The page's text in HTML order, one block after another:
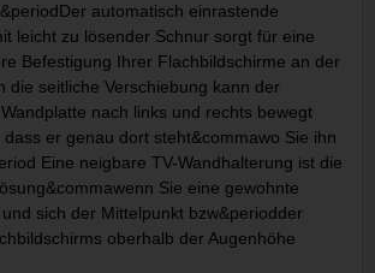
automatisch einrastende
leicht zu lösender Schnur sorgt für eine
Befestigung Ihrer Flachbildschirme an der
die seitliche Verschiebung kann der
nach links und rechts bewegt
er genau dort steht&commawo Sie ihn
Eine neigbare TV-Wandhalterung ist die
Sie eine gewohnte
sich der Mittelpunkt bzw&periodder
oberhalb der Augenhöhe